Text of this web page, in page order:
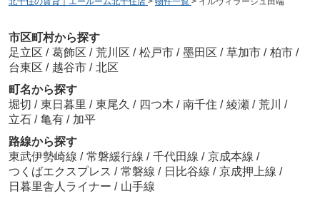
市区町村から探す
足立区 / 葛飾区 / 荒川区 / 松戸市 / 墨田区 / 草加市 / 柏市 /
台東区 / 越谷市 / 北区
町名から探す
堀切 / 東日暮里 / 東尾久 / 四つ木 / 南千住 / 綾瀬 / 荒川 /
立石 / 亀有 / 加平
路線から探す
東武伊勢崎線 / 常磐緩行線 / 千代田線 / 京成本線 /
つくばエクスプレス / 常磐線 / 日比谷線 / 京成押上線 /
日暮里舎人ライナー / 山手線